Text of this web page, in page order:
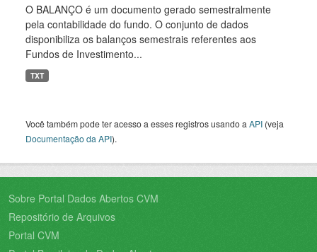
O BALANÇO é um documento gerado semestralmente
pela contabilidade do fundo. O conjunto de dados
disponibiliza os balanços semestrais referentes aos
Fundos de Investimento...
TXT
Você também pode ter acesso a esses registros usando a API (veja
Documentação da API).
Sobre Portal Dados Abertos CVM
Repositório de Arquivos
Portal CVM